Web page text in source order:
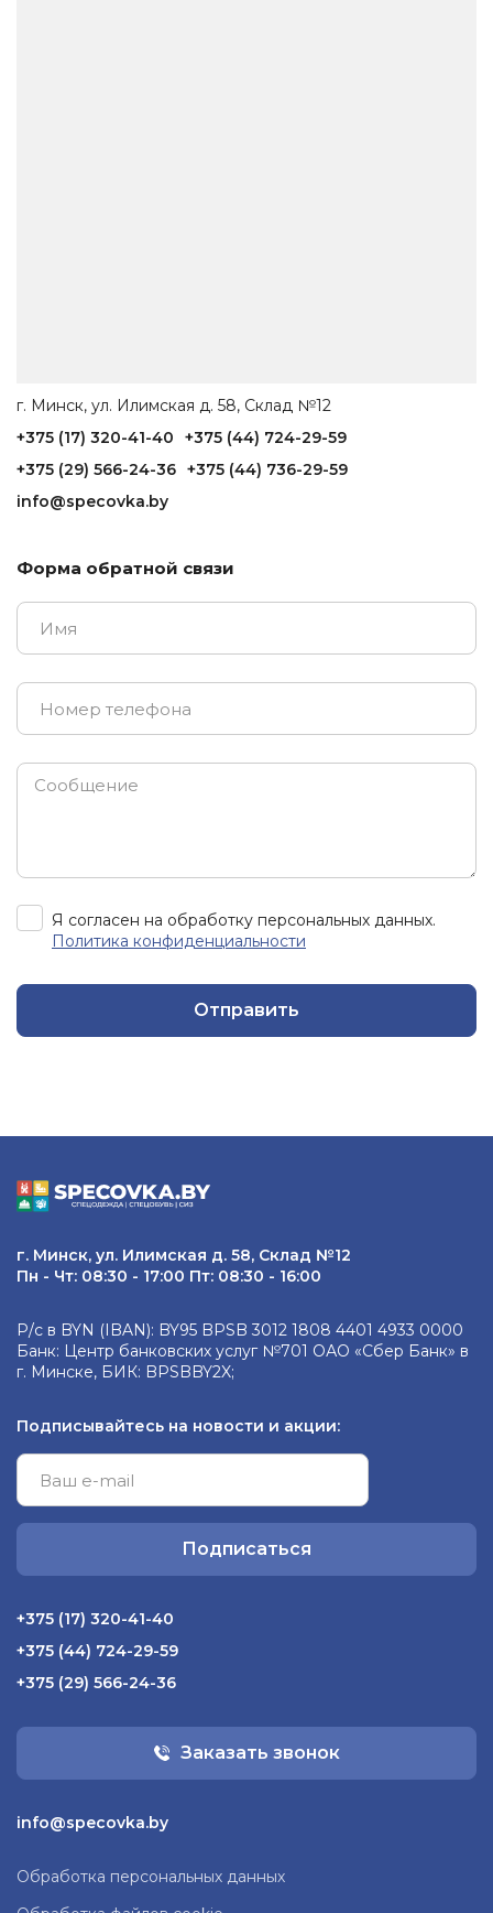
Форма обратной связи
Я согласен на обработку персональных данных.
Политика конфиденциальности
Отправить
г. Минск, ул. Илимская д. 58, Склад №12
+375 (17) 320-41-40
+375 (44) 724-29-59
+375 (29) 566-24-36 +375 (44) 736-29-59
info@specovka.by
г. Минск, ул. Илимская д. 58, Склад №12
Пн - Чт: 08:30 - 17:00 Пт: 08:30 - 16:00
Р/с в BYN (IBAN): BY95 BPSB 3012 1808 4401 4933 0000
Банк: Центр банковских услуг №701 ОАО «Сбер Банк» в
г. Минске, БИК: BPSBBY2X;
Подписывайтесь на новости и акции:
Подписаться
+375 (17) 320-41-40
+375 (44) 724-29-59
+375 (29) 566-24-36
Заказать звонок
info@specovka.by
Обработка персональных данных